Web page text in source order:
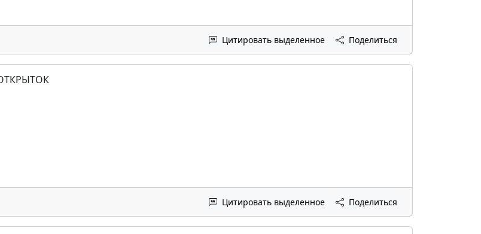
Цитировать выделенное Поделиться
Цитировать выделенное Поделиться